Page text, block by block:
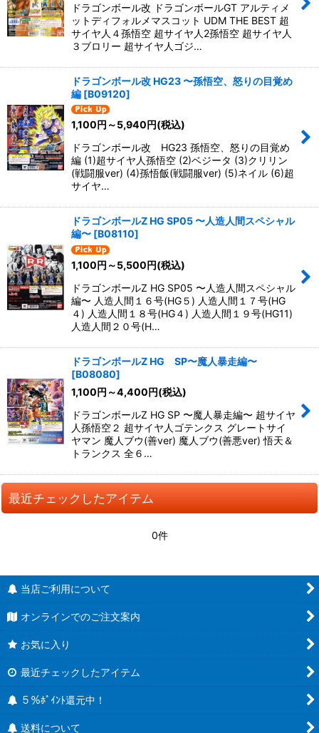
ドラゴンボール改 ドラゴンボールGT アルティメ
ットディフォルメマスコット UDM THE BEST 超
サイヤ人４孫悟空 超サイヤ人2孫悟空 超サイヤ人
３ブロリー 超サイヤ人ゴジ…
ドラゴンボール改 HG23 〜孫悟空、怒りの目覚め
編 [B09120]
1,100円 ～5,940円(税込)
ドラゴンボール改 HG23 孫悟空、怒りの目覚め
編 (1)超サイヤ人孫悟空 (2)ベジータ (3)クリリン
(戦闘服ver) (4)孫悟飯(戦闘服ver) (5)ネイル (6)超
サイヤ…
ドラゴンボールZ HG SP05 〜人造人間スペシャル
編〜 [B08110]
1,100円 ～5,500円(税込)
ドラゴンボールZ HG SP05 〜人造人間スペシャル
編〜 人造人間１６号(HG５) 人造人間１７号(HG
４) 人造人間１８号(HG４) 人造人間１９号(HG11)
人造人間２０号(H…
ドラゴンボールZ HG SP〜魔人暴走編〜
[B08080]
1,100円 ～4,400円(税込)
ドラゴンボールZ HG SP 〜魔人暴走編〜 超サイヤ
人孫悟空２ 超サイヤ人ゴテンクス グレートサイ
ヤマン 魔人ブウ(善ver) 魔人ブウ(善悪ver) 悟天＆
トランクス 全６…
最近チェックしたアイテム
0件
当店ご利用について
オンラインでのご注文案内
お気に入り
最近チェックしたアイテム
５％ﾎﾟｲﾝﾄ還元中！
送料について